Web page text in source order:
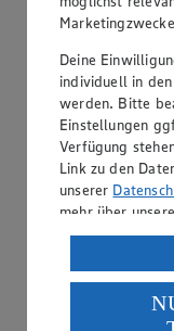
halbieren und
Möhre schälen
Röllchen
Kohl und
vermengen. Mit
Limette
pellen und durch
schälen und
Knoblauch und
abschmecken.
Zugabe von Öl
Küchenpapier
Deine
individuell in
werden. Bitte
Einstellungen
Verfügung
Link zu den
unserer
mehr über
Verarbeitung
USA durch
Wenn du auf